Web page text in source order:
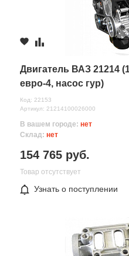
Двигатель ВАЗ 21214
евро-4, насос гур)
Код: 22153
Артикул: 21214100026000
В вашем городе: нет
Склад: нет
154 765 руб.
Товар отсутствует
Узнать о поступлении